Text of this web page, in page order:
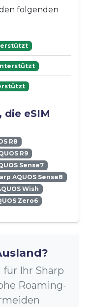
folgenden
die eSIM
R8
R9
Sense7
AQUOS Sense8
Wish
Zero6
für Ihr Sharp
Roaming-